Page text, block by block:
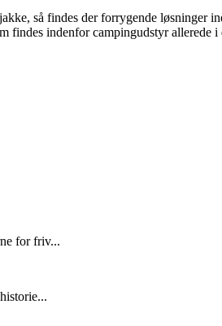
så findes der forrygende løsninger
indenfor campingudstyr
for friv...